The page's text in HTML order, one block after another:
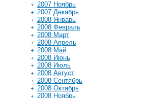
2007 Ноябрь
2007 Декабрь
2008 Январь
2008 Февраль
2008 Март
2008 Апрель
2008 Май
2008 Июнь
2008 Июль
2008 Август
2008 Сентябрь
2008 Октябрь
2008 Ноябрь